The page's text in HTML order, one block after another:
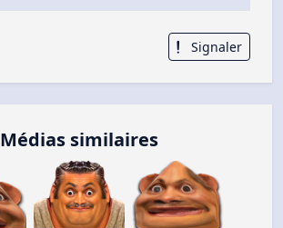
Signaler
Médias similaires